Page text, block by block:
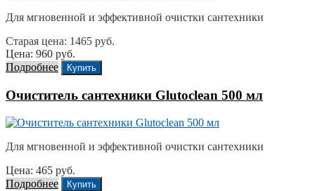
Для мгновенной и эффективной очистки сантехники
Старая цена: 1465 руб.
Цена: 960 руб.
Подробнее
Купить
Очиститель сантехники Glutoclean 500 мл
Для мгновенной и эффективной очистки сантехники
Цена: 465 руб.
Подробнее
Купить